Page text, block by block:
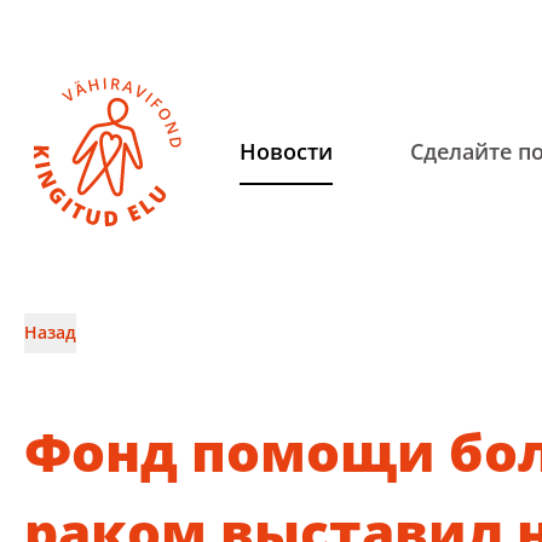
Hовости Сделайте
Назад
Фонд помощи